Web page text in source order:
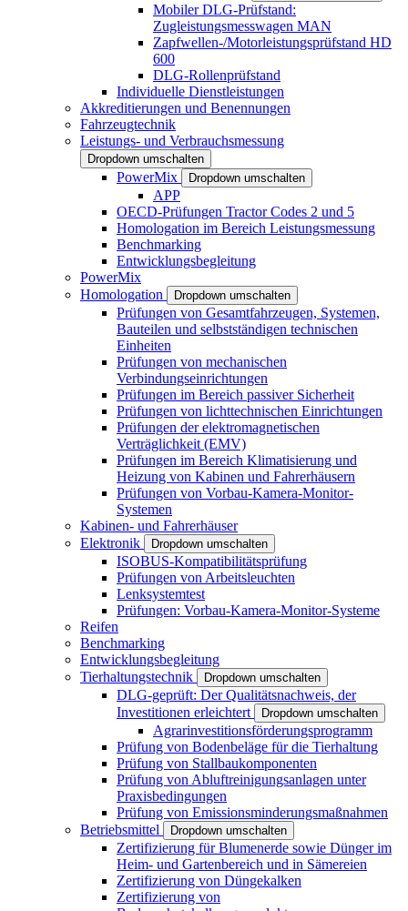
Mobiler DLG-Prüfstand:
Zugleistungsmesswagen MAN
Zapfwellen-/Motorleistungsprüfstand HD
600
DLG-Rollenprüfstand
Individuelle Dienstleistungen
Akkreditierungen und Benennungen
Fahrzeugtechnik
Leistungs- und Verbrauchsmessung
Dropdown umschalten
PowerMix Dropdown umschalten
APP
OECD-Prüfungen Tractor Codes 2 und 5
Homologation im Bereich Leistungsmessung
Benchmarking
Entwicklungsbegleitung
PowerMix
Homologation
Dropdown umschalten
Prüfungen von Gesamtfahrzeugen, Systemen,
Bauteilen und selbstständigen technischen
Einheiten
Prüfungen von mechanischen
Verbindungseinrichtungen
Prüfungen im Bereich passiver Sicherheit
Prüfungen von lichttechnischen Einrichtungen
Prüfungen der elektromagnetischen
Verträglichkeit (EMV)
Prüfungen im Bereich Klimatisierung und
Heizung von Kabinen und Fahrerhäusern
Prüfungen von Vorbau-Kamera-Monitor-
Systemen
Kabinen- und Fahrerhäuser
Elektronik
Dropdown umschalten
ISOBUS-Kompatibilitätsprüfung
Prüfungen von Arbeitsleuchten
Lenksystemtest
Prüfungen: Vorbau-Kamera-Monitor-Systeme
Reifen
Benchmarking
Entwicklungsbegleitung
Tierhaltungstechnik
Dropdown umschalten
DLG-geprüft: Der Qualitätsnachweis, der
Investitionen erleichtert
Dropdown umschalten
Agrarinvestitionsförderungsprogramm
Prüfung von Bodenbeläge für die Tierhaltung
Prüfung von Stallbaukomponenten
Prüfung von Abluftreinigungsanlagen unter
Praxisbedingungen
Prüfung von Emissionsminderungsmaßnahmen
Betriebsmittel
Dropdown umschalten
Zertifizierung für Blumenerde sowie Dünger im
Heim- und Gartenbereich und in Sämereien
Zertifizierung von Düngekalken
Zertifizierung von